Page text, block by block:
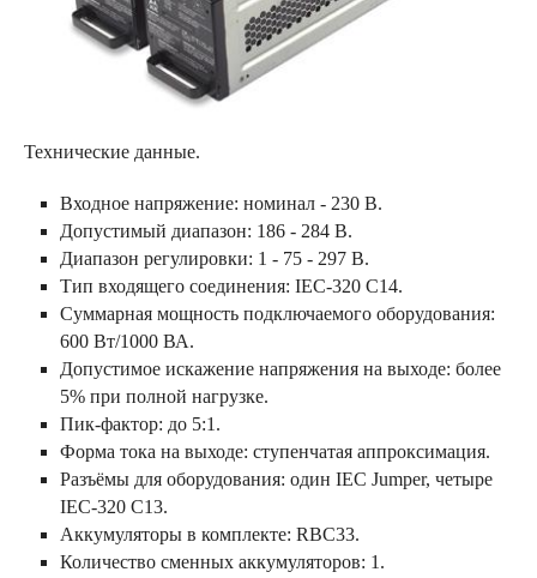
Технические данные.
Входное напряжение: номинал - 230 В.
Допустимый диапазон: 186 - 284 В.
Диапазон регулировки: 1 - 75 - 297 В.
Тип входящего соединения: IEC-320 C14.
Суммарная мощность подключаемого оборудования:
600 Вт/1000 ВА.
Допустимое искажение напряжения на выходе: более
5% при полной нагрузке.
Пик-фактор: до 5:1.
Форма тока на выходе: ступенчатая аппроксимация.
Разъёмы для оборудования: один IEC Jumper, четыре
IEC-320 C13.
Аккумуляторы в комплекте: RBC33.
Количество сменных аккумуляторов: 1.